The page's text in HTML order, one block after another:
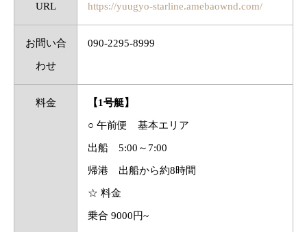
URL https://yuugyo-starline.amebaownd.com/
お問い合
わせ
090-2295-8999
料金 【1号艇】
○ 午前便 基本エリア
出船 5:00～7:00
帰港 出船から約8時間
☆ 料金
乗合 9000円~